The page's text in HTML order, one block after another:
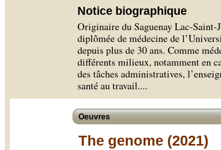
Notice biographique
Originaire du Saguenay Lac-Saint-
diplômée de médecine de
depuis plus de 30 ans. Comme
différents milieux, notamment en
des tâches administratives,
santé au travail....
Oeuvres
The genome (2021)